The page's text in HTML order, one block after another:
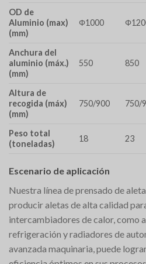
OD de
Aluminio (max)
(mm)
Φ1000
Anchura del
aluminio (máx.)
(mm)
550 850
Altura de
recogida (máx)
(mm)
750/900 750/
Peso total
(toneladas)
18 23
Escenario de aplicación
Nuestra línea de prensado de
producir aletas de alta calidad
intercambiadores de calor, como
refrigeración y radiadores de
avanzada maquinaria, puede